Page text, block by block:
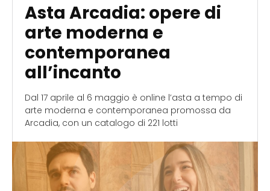
Asta Arcadia: opere di
arte moderna e
contemporanea
all’incanto
Dal 17 aprile al 6 maggio è online l’asta a tempo di
arte moderna e contemporanea promossa da
Arcadia, con un catalogo di 221 lotti